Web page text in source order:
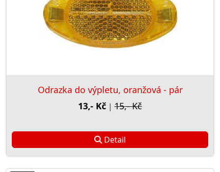
Odrazka do výpletu, oranžová - pár
13,- Kč | 15,- Kč
Detail